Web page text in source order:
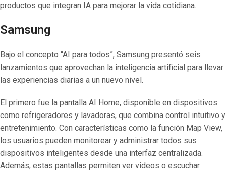
productos que integran IA para mejorar la vida cotidiana.
Samsung
Bajo el concepto “AI para todos”, Samsung presentó seis
lanzamientos que aprovechan la inteligencia artificial para llevar
las experiencias diarias a un nuevo nivel.
El primero fue la pantalla AI Home, disponible en dispositivos
como refrigeradores y lavadoras, que combina control intuitivo y
entretenimiento. Con características como la función Map View,
los usuarios pueden monitorear y administrar todos sus
dispositivos inteligentes desde una interfaz centralizada.
Además, estas pantallas permiten ver videos o escuchar